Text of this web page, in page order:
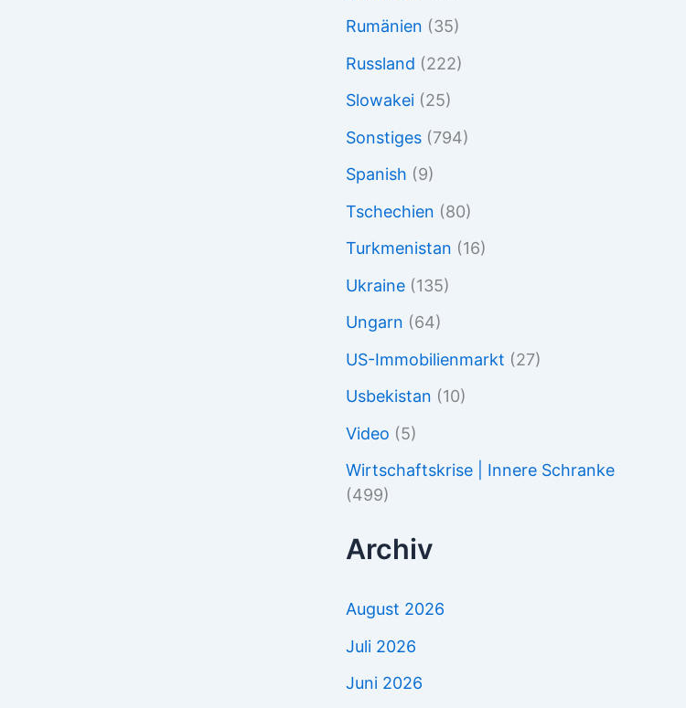
Rumänien (35)
Russland (222)
Slowakei (25)
Sonstiges (794)
Spanish (9)
Tschechien (80)
Turkmenistan (16)
Ukraine (135)
Ungarn (64)
US-Immobilienmarkt (27)
Usbekistan (10)
Video (5)
Wirtschaftskrise | Innere Schranke
(499)
Archiv
August 2026
Juli 2026
Juni 2026